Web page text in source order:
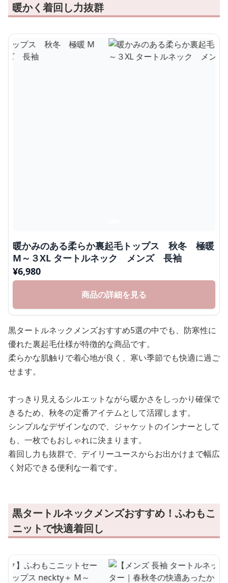
暖かく着回し力抜群
暖かみのある柔らか裏起毛トップス 秋冬 極暖
M～３XL タートルネック メンズ 長袖
¥6,980
商品の詳細を見る
黒タートルネックメンズおすすめ5選の中でも、防寒性に
優れた裏起毛仕様が特徴的な商品です。
柔らかな肌触りで着心地が良く、寒い季節でも快適に過ご
せます。
すっきり見えるシルエットながら暖かさをしっかり確保で
きるため、秋冬の定番アイテムとして活躍します。
シンプルなデザインなので、ジャケットのインナーとして
も、一枚でもおしゃれに決まります。
着回し力も抜群で、デイリーユースからお出かけまで幅広
く対応できる便利な一着です。
黒タートルネックメンズおすすめ！ふわもこ
ニットで快適着回し